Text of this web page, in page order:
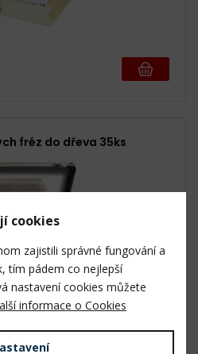
fréz do dřeva 35ks
cookies
zajistili správné fungování a
tím pádem co nejlepší
nastavení cookies můžete
informace o Cookies